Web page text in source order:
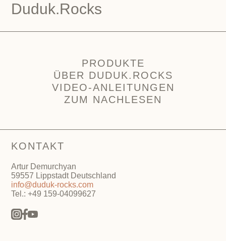
Duduk.Rocks
PRODUKTE
ÜBER DUDUK.ROCKS
VIDEO-ANLEITUNGEN
ZUM NACHLESEN
KONTAKT
Artur Demurchyan
59557 Lippstadt Deutschland
info@duduk-rocks.com
Tel.: +49 159-04099627